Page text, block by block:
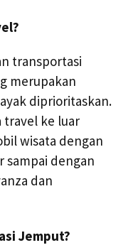
transportasi
merupakan
diprioritaskan.
travel ke luar
wisata dengan
sampai dengan
dan
Jemput?